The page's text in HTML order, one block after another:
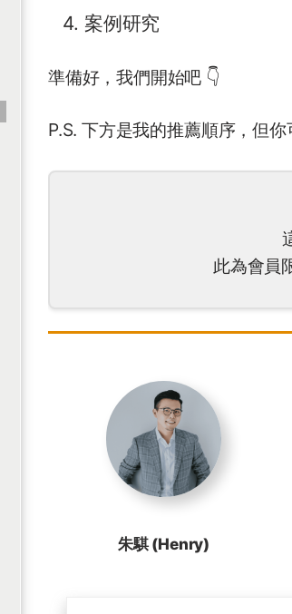
案例研究
準備好，我們開始吧 👇
P.S. 下方是我的推薦順序，但你
此為會員
朱騏 (Henry)